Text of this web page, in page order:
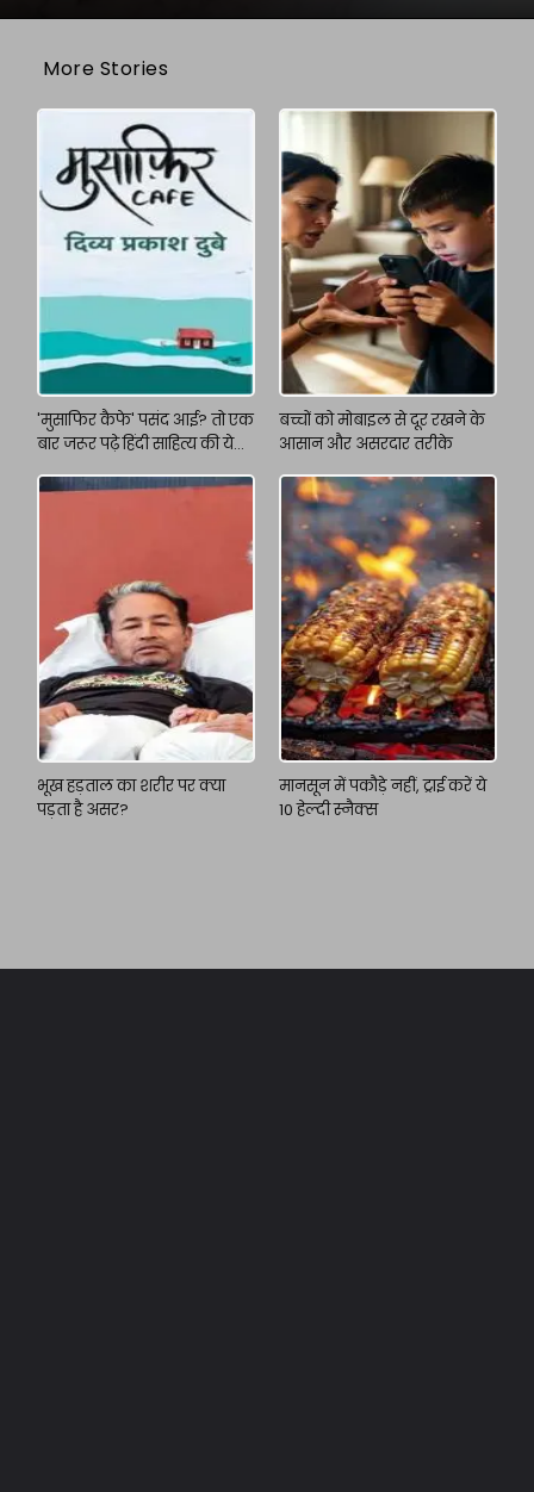
More Stories
'मुसाफिर कैफे' पसंद आई? तो एक
बार जरूर पढ़े हिंदी साहित्य की ये
बच्चों को मोबाइल से दूर रखने के
आसान और असरदार तरीके
भूख हड़ताल का शरीर पर क्या
पड़ता है असर?
मानसून में पकौड़े नहीं, ट्राई करें ये
10 हेल्दी स्नैक्स